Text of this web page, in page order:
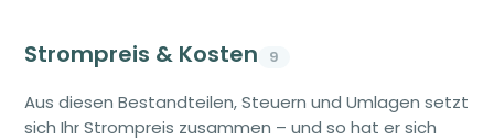
Strompreis & Kosten 9
Aus diesen Bestandteilen, Steuern und Umlagen setzt
sich Ihr Strompreis zusammen – und so hat er sich